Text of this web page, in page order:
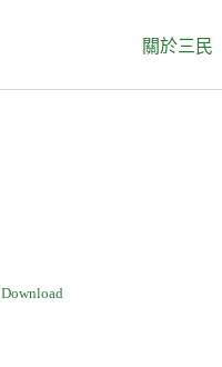
關於三民
Download